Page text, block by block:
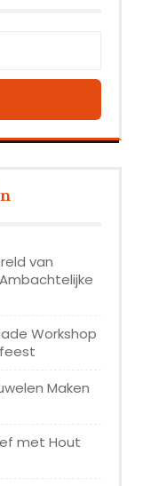
van
Workshop
Maken
met Hout